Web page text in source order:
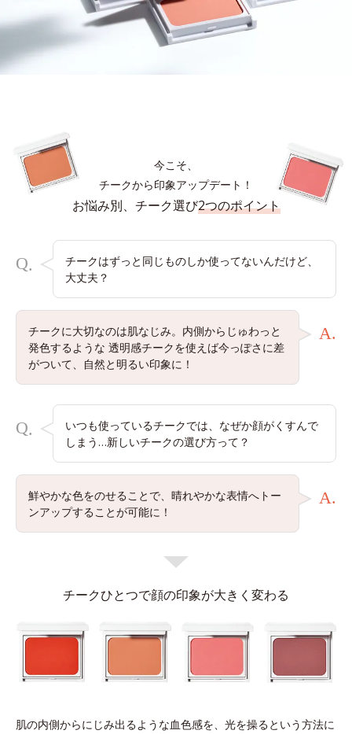
今こそ、
チークから印象アップデート！
お悩み別、チーク選び2つのポイント
Q.
チークはずっと同じものしか使ってないんだけど、
大丈夫？
チークに大切なのは肌なじみ。内側からじゅわっと
発色するような 透明感チークを使えば今っぽさに差
がついて、自然と明るい印象に！
A.
Q.
いつも使っているチークでは、なぜか顔がくすんで
しまう…新しいチークの選び方って？
鮮やかな色をのせることで、晴れやかな表情へトー
ンアップすることが可能に！
A.
チークひとつで顔の印象が大きく変わる
肌の内側からにじみ出るような血色感を、光を操るという方法に